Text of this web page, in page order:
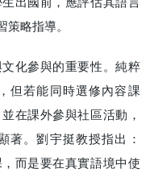
策略指導。
化參與的重要性。純粹
但若能同時選修內容課
在課外參與社區活動，
著。劉宇挺教授指出：
而是要在真實語境中使